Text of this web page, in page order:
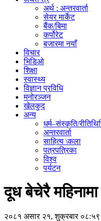
अर्थ : अन्तरवार्ता
सेयर मार्केट
बैंक/बिमा
कर्पोरेट
बजारमा नयाँ
विचार
भिडिओ
शिक्षा
स्वास्थ्य
विज्ञान प्रविधि
मनोरञ्जन
खेलकुद
अन्य
धर्म–संस्कृति/
अन्तरवार्ता
साहित्य \कला
पत्रपत्रिका
विश्व
पर्यटन
दूध बेचेरै
२०८१ असार २१, शुक्रबार ०८:५९